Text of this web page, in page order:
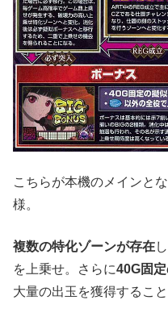
こちらが本機のメインと
様。
複数の特化ゾーンが存在
を上乗せ。さらに40G固
大量の出玉を獲得するこ